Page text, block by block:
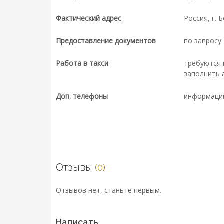
Фактический адрес Россия, г.
Предоставление документов по запросу
Работа в такси
заполнить
Доп. телефоны
Отзывы (0)
Отзывов нет, станьте первым.